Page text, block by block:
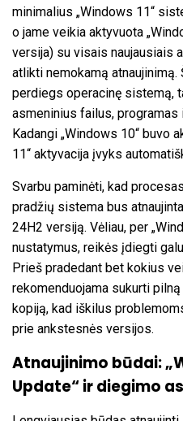
minimalius „Windows 11“
o jame veikia aktyvuota
versija) su visais naujausiais
atlikti nemokamą
perdiegs operacinę sistemą,
asmeninius failus, programas
Kadangi „Windows 10“ buvo
11“ aktyvacija įvyks
Svarbu paminėti, kad
pradžių sistema bus
24H2 versiją. Vėliau, per
nustatymus, reikės įdiegti
Prieš pradedant bet kokius
rekomenduojama sukurti
kopiją, kad iškilus
prie ankstesnės versijos.
Atnaujinimo būdai:
Update“ ir diegimo